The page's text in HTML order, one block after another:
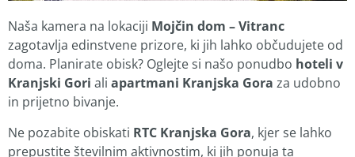
Naša kamera na lokaciji Mojčin dom – Vitranc
zagotavlja edinstvene prizore, ki jih lahko občudujete od
doma. Planirate obisk? Oglejte si našo ponudbo hoteli v
Kranjski Gori ali apartmani Kranjska Gora za udobno
in prijetno bivanje.
Ne pozabite obiskati RTC Kranjska Gora, kjer se lahko
prepustite številnim aktivnostim, ki jih ponuja ta